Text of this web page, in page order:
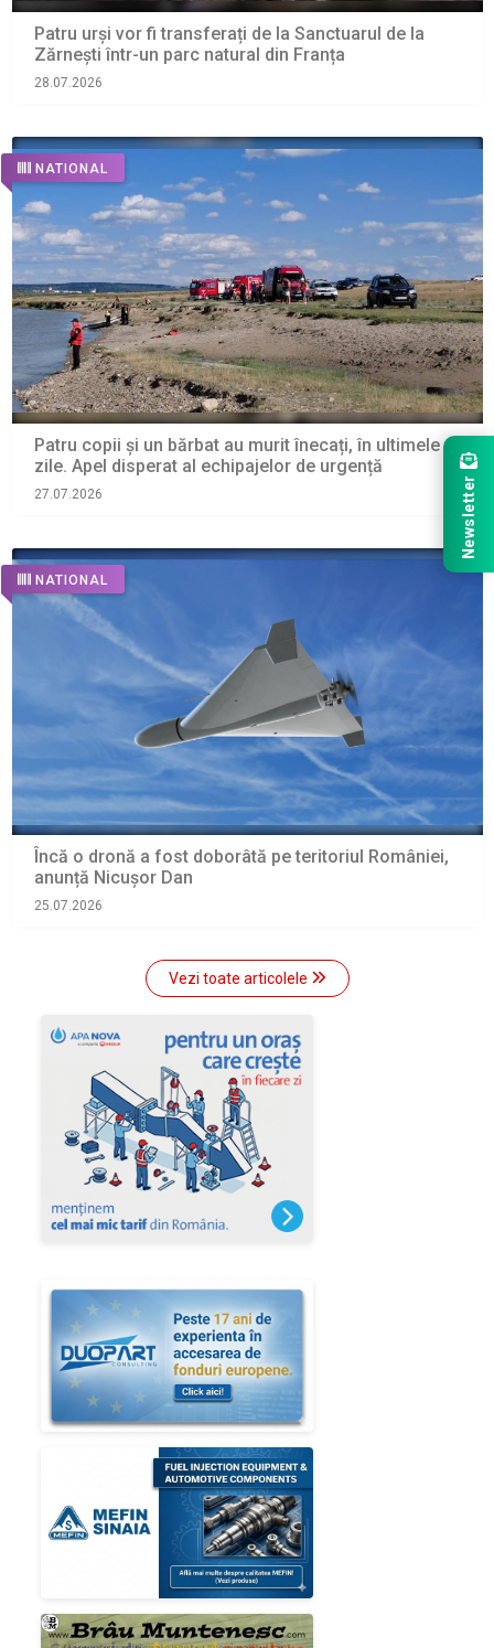
Patru urși vor fi transferați de la Sanctuarul de la
Zărnești într-un parc natural din Franța
28.07.2026
NATIONAL
Patru copii și un bărbat au murit înecați, în ultimele
zile. Apel disperat al echipajelor de urgență
27.07.2026
NATIONAL
Încă o dronă a fost doborâtă pe teritoriul României,
anunță Nicușor Dan
25.07.2026
Vezi toate articolele
Newsletter